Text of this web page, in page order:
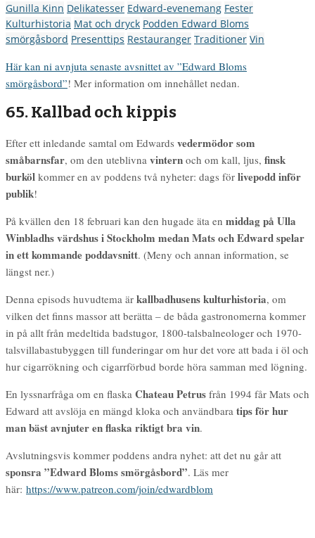
Gunilla Kinn Delikatesser Edward-evenemang Fester
Kulturhistoria Mat och dryck Podden Edward Bloms
smörgåsbord Presenttips Restauranger Traditioner Vin
Här kan ni avnjuta senaste avsnittet av ”Edward Bloms
smörgåsbord”! Mer information om innehållet nedan.
65. Kallbad och kippis
Efter ett inledande samtal om Edwards vedermödor som
småbarnsfar, om den uteblivna vintern och om kall, ljus, finsk
burköl kommer en av poddens två nyheter: dags för livepodd inför
publik!
På kvällen den 18 februari kan den hugade äta en middag på Ulla
Winbladhs värdshus i Stockholm medan Mats och Edward spelar
in ett kommande poddavsnitt. (Meny och annan information, se
längst ner.)
Denna episods huvudtema är kallbadhusens kulturhistoria, om
vilken det finns massor att berätta – de båda gastronomerna kommer
in på allt från medeltida badstugor, 1800-talsbalneologer och 1970-
talsvillabastubyggen till funderingar om hur det vore att bada i öl och
hur cigarrökning och cigarrförbud borde höra samman med lögning.
En lyssnarfråga om en flaska Chateau Petrus från 1994 får Mats och
Edward att avslöja en mängd kloka och användbara tips för hur
man bäst avnjuter en flaska riktigt bra vin.
Avslutningsvis kommer poddens andra nyhet: att det nu går att
sponsra ”Edward Bloms smörgåsbord”. Läs mer
här: https://www.patreon.com/join/edwardblom